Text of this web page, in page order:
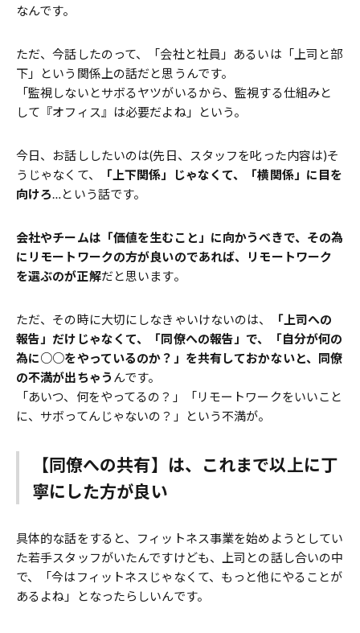
なんです。
ただ、今話したのって、「会社と社員」あるいは「上司と部
下」という関係上の話だと思うんです。
「監視しないとサボるヤツがいるから、監視する仕組みと
して『オフィス』は必要だよね」という。
今日、お話ししたいのは(先日、スタッフを叱った内容は)そ
うじゃなくて、
「上下関係」じゃなくて、「横関係」に目を
向けろ…という話です。
会社やチームは「価値を生むこと」に向かうべきで、その為
にリモートワークの方が良いのであれば、リモートワーク
を選ぶのが正解だと思います。
ただ、その時に大切にしなきゃいけないのは、
「上司への
報告」だけじゃなくて、「同僚への報告」で、「自分が何の
為に○○をやっているのか？」を共有しておかないと、同僚
の不満が出ちゃう んです。
「あいつ、何をやってるの？」「リモートワークをいいこと
に、サボってんじゃないの？」という不満が。
【同僚への共有】は、これまで以上に丁
寧にした方が良い
具体的な話をすると、フィットネス事業を始めようとしてい
た若手スタッフがいたんですけども、上司との話し合いの中
で、「今はフィットネスじゃなくて、もっと他にやることが
あるよね」となったらしいんです。